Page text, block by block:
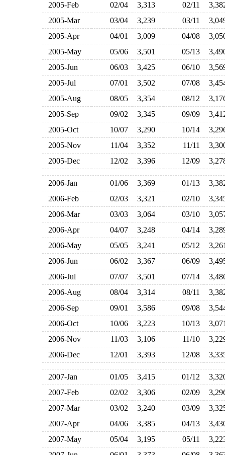
2005-Feb
02/04 3,313 02/11
2005-Mar
03/04 3,239 03/11
2005-Apr
04/01 3,009 04/08
2005-May
05/06 3,501 05/13
2005-Jun
06/03 3,425 06/10
2005-Jul
07/01 3,502 07/08
2005-Aug
08/05 3,354 08/12
2005-Sep
09/02 3,345 09/09
2005-Oct
10/07 3,290 10/14
2005-Nov
11/04 3,352 11/11
2005-Dec
12/02 3,396 12/09
2006-Jan 01/06 3,369 01/13
2006-Feb
02/03 3,321 02/10
2006-Mar
03/03 3,064 03/10
2006-Apr
04/07 3,248 04/14
2006-May
05/05 3,241 05/12
2006-Jun
06/02 3,367 06/09
2006-Jul
07/07 3,501 07/14
2006-Aug
08/04 3,314 08/11
2006-Sep
09/01 3,586 09/08
2006-Oct
10/06 3,223 10/13
2006-Nov
11/03 3,106 11/10
2006-Dec
12/01 3,393 12/08
2007-Jan 01/05 3,415 01/12
2007-Feb
02/02 3,306 02/09
2007-Mar
03/02 3,240 03/09
2007-Apr
04/06 3,385 04/13
2007-May
05/04 3,195 05/11